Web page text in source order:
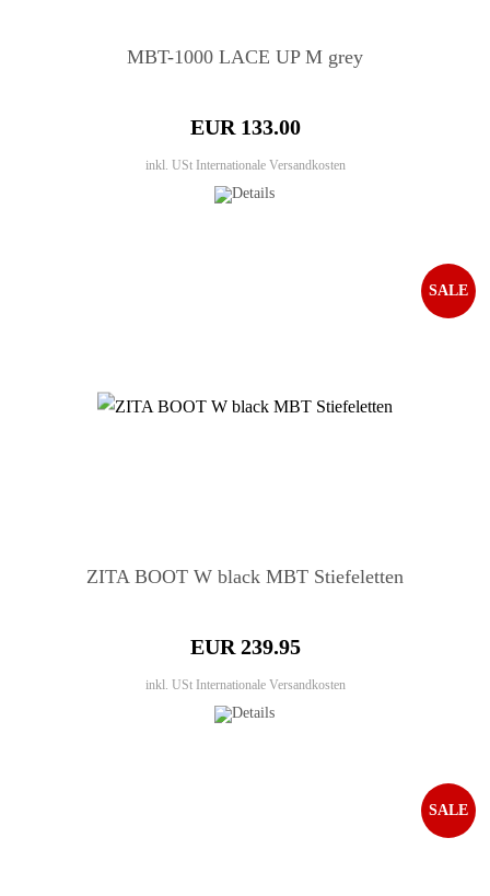
MBT-1000 LACE UP M grey
EUR 133.00
inkl. USt Internationale Versandkosten
ZITA BOOT W black MBT Stiefeletten
EUR 239.95
inkl. USt Internationale Versandkosten
SALE
SALE